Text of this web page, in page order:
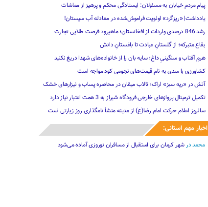
پیام مردم خیابان به مسئولان: ایستادگی محکم و پرهیز از مماشات
یادداشت| «ریزگرد» اولویت فراموش‌شده در معادله آب سیستان!
رشد 846 درصدی واردات از افغانستان؛ ماهیرود فرصت طلایی تجارت
بقاع متبرکه؛ از گلستانِ عبادت تا باغستانِ دانش
هرمِ آفتاب و سنگینیِ داغ؛ سایه بان را از خانواده‌های شهدا دریغ نکنید
کشاورزی با سدی به نام قیمت‌های نجومی کود مواجه است
آتش در «ریه سبز» اراک؛ تالاب میقان در محاصره پساب و نیزارهای خشک
تکمیل ترمینال پروازهای خارجی فرودگاه شیراز به 3 همت اعتبار نیاز دارد
سالروز اعلام حرکت امام رضا(ع) از مدینه منشأ نامگذاری روز زیارتی است
اخبار مهم استانی:
محمددر شهر کرمان برای استقبال از مسافران نوروزی آماده می‌شود